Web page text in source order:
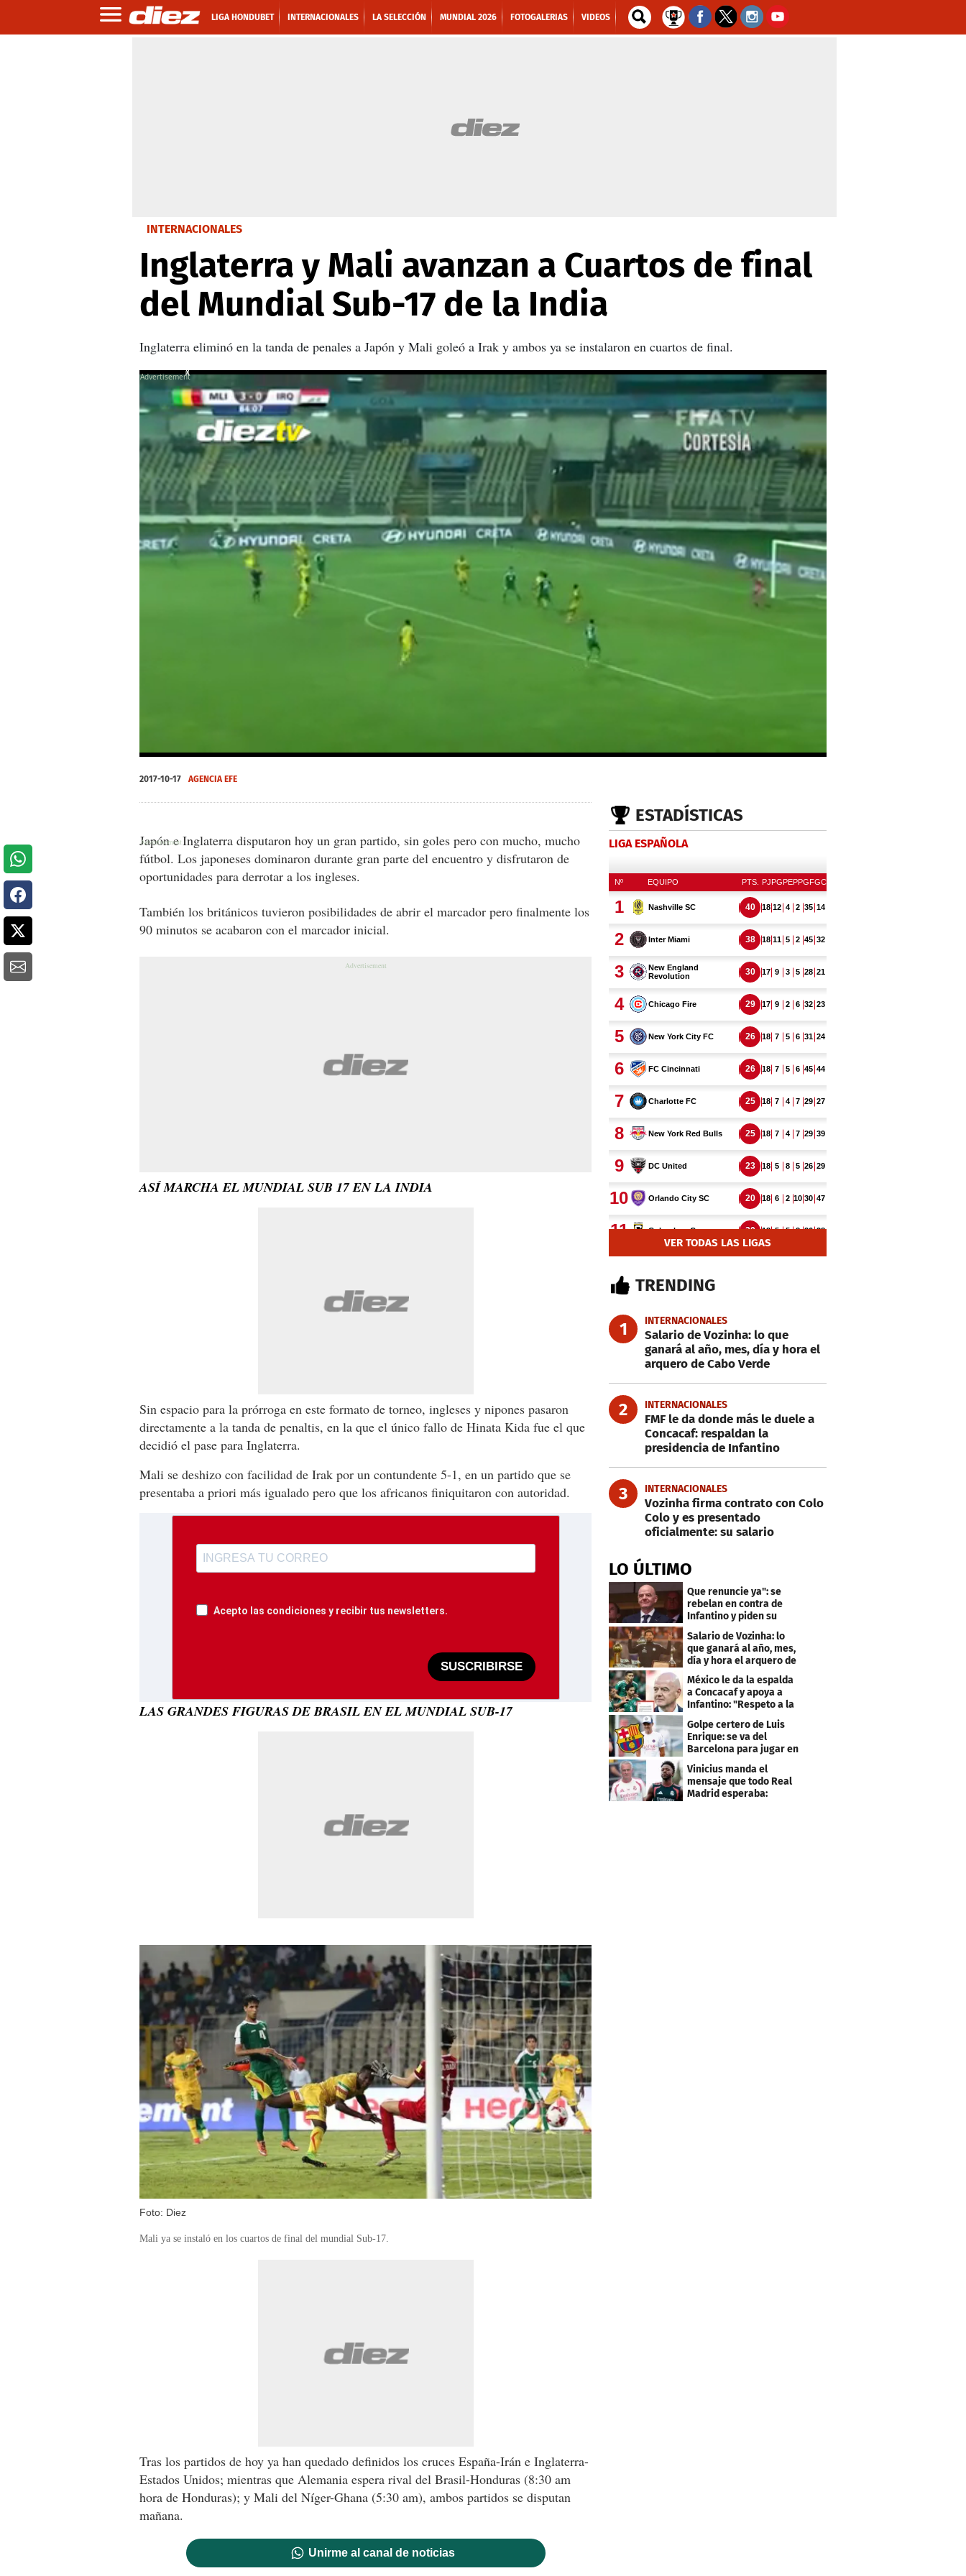
LIGA HONDUBET INTERNACIONALES LA SELECCIÓN MUNDIAL 2026 FOTOGALERIAS VIDEOS
INTERNACIONALES
Inglaterra y Mali avanzan a Cuartos de final
del Mundial Sub-17 de la India
Inglaterra eliminó en la tanda de penales a Japón y Mali goleó a Irak y ambos ya se instalaron en cuartos de final.
seconds
of
X
X
2017-10-17 AGENCIA EFE
Japón e Inglaterra disputaron hoy un gran partido, sin goles pero con mucho, mucho
fútbol. Los japoneses dominaron durante gran parte del encuentro y disfrutaron de
oportunidades para derrotar a los ingleses.
También los británicos tuvieron posibilidades de abrir el marcador pero finalmente los
90 minutos se acabaron con el marcador inicial.
ASÍ MARCHA EL MUNDIAL SUB 17 EN LA INDIA
Sin espacio para la prórroga en este formato de torneo, ingleses y nipones pasaron
directamente a la tanda de penaltis, en la que el único fallo de Hinata Kida fue el que
decidió el pase para Inglaterra.
Mali se deshizo con facilidad de Irak por un contundente 5-1, en un partido que se
presentaba a priori más igualado pero que los africanos finiquitaron con autoridad.
Acepto las condiciones y recibir tus newsletters.
SUSCRIBIRSE
LAS GRANDES FIGURAS DE BRASIL EN EL MUNDIAL SUB-17
Foto: Diez
Mali ya se instaló en los cuartos de final del mundial Sub-17.
Tras los partidos de hoy ya han quedado definidos los cruces España-Irán e Inglaterra-
Estados Unidos; mientras que Alemania espera rival del Brasil-Honduras (8:30 am
hora de Honduras); y Mali del Níger-Ghana (5:30 am), ambos partidos se disputan
mañana.
Unirme al canal de noticias
ESTADÍSTICAS
LIGA ESPAÑOLA
VER TODAS LAS LIGAS
TRENDING
1 INTERNACIONALES
Salario de Vozinha: lo que
ganará al año, mes, día y hora el
arquero de Cabo Verde
2 INTERNACIONALES
FMF le da donde más le duele a
Concacaf: respaldan la
presidencia de Infantino
3 INTERNACIONALES
Vozinha firma contrato con Colo
Colo y es presentado
oficialmente: su salario
LO ÚLTIMO
Que renuncie ya": se
rebelan en contra de
Infantino y piden su
salida de la FIFA
Salario de Vozinha: lo
que ganará al año, mes,
día y hora el arquero de
Cabo Verde
México le da la espalda
a Concacaf y apoya a
Infantino: "Respeto a la
gobernanza"
Golpe certero de Luis
Enrique: se va del
Barcelona para jugar en
el PSG
Vinicius manda el
mensaje que todo Real
Madrid esperaba: